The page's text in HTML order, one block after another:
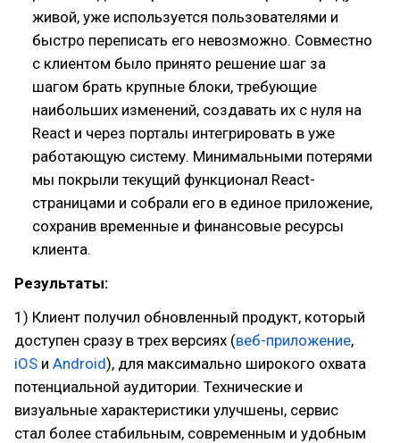
живой, уже используется пользователями и
быстро переписать его невозможно. Совместно
с клиентом было принято решение шаг за
шагом брать крупные блоки, требующие
наибольших изменений, создавать их с нуля на
React и через порталы интегрировать в уже
работающую систему. Минимальными потерями
мы покрыли текущий функционал React-
страницами и собрали его в единое приложение,
сохранив временные и финансовые ресурсы
клиента.
Результаты:
1) Клиент получил обновленный продукт, который
доступен сразу в трех версиях (веб-приложение,
iOS и Android), для максимально широкого охвата
потенциальной аудитории. Технические и
визуальные характеристики улучшены, сервис
стал более стабильным, современным и удобным